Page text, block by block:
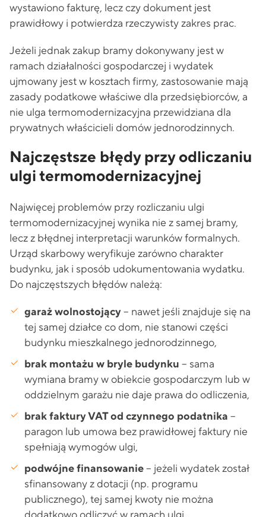
wystawiono fakturę, lecz czy dokument jest
prawidłowy i potwierdza rzeczywisty zakres prac.
Jeżeli jednak zakup bramy dokonywany jest w
ramach działalności gospodarczej i wydatek
ujmowany jest w kosztach firmy, zastosowanie mają
zasady podatkowe właściwe dla przedsiębiorców, a
nie ulga termomodernizacyjna przewidziana dla
prywatnych właścicieli domów jednorodzinnych.
Najczęstsze błędy przy odliczaniu
ulgi termomodernizacyjnej
Najwięcej problemów przy rozliczaniu ulgi
termomodernizacyjnej wynika nie z samej bramy,
lecz z błędnej interpretacji warunków formalnych.
Urząd skarbowy weryfikuje zarówno charakter
budynku, jak i sposób udokumentowania wydatku.
Do najczęstszych błędów należą:
garaż wolnostojący– nawet jeśli znajduje się na
tej samej działce co dom, nie stanowi części
budynku mieszkalnego jednorodzinnego,
brak montażu w bryle budynku – sama
wymiana bramy w obiekcie gospodarczym lub w
oddzielnym garażu nie daje prawa do odliczenia,
brak faktury VAT od czynnego podatnika –
paragon lub umowa bez prawidłowej faktury nie
spełniają wymogów ulgi,
podwójne finansowanie– jeżeli wydatek został
sfinansowany z dotacji (np. programu
publicznego), tej samej kwoty nie można